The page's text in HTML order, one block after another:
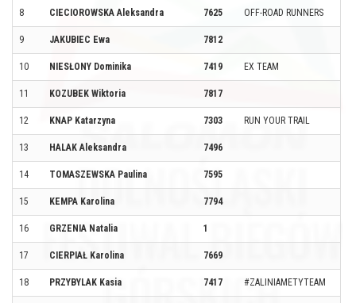
8 CIECIOROWSKA Aleksandra 7625 OFF-ROAD RUNNERS
9 JAKUBIEC Ewa 7812
10 NIESŁONY Dominika 7419 EX TEAM
11 KOZUBEK Wiktoria 7817
12 KNAP Katarzyna 7303 RUN YOUR TRAIL
13 HALAK Aleksandra 7496
14 TOMASZEWSKA Paulina 7595
15 KEMPA Karolina 7794
16 GRZENIA Natalia 1
17 CIERPIAŁ Karolina 7669
18 PRZYBYLAK Kasia 7417 #ZALINIAMETYTEAM